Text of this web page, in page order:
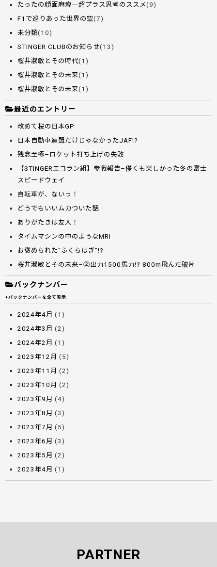
たったの顔面麻痺―超プラス思考のススメ(9)
F1で巡りあった世界の空(7)
未分類(10)
STINGER CLUBのお知らせ(13)
桜井淑敏とその時代(1)
桜井淑敏とその未来(1)
桜井淑敏とその未来(1)
最近のエントリー
改めて桜の日本GP
日本自動車連盟だけじゃなかったJAF!?
残念至極–ロケット打ち上げの失敗
【STINGERエコラン組】参戦報告–儚くも楽しかった冬の富士
スピードウェイ
自転車が、ないっ！
どうでもいいムカついた話
ありがたきは友人！
タイムマシンの中のようなMRI
お褒められた“ふくらはぎ”!?
桜井淑敏とその未来–②出力1500馬力!? 800m飛んだ破片
バックナンバー
+バックナンバーを全て表示
2024年4月 (1)
2024年3月 (2)
2024年2月 (1)
2023年12月 (5)
2023年11月 (2)
2023年10月 (2)
2023年9月 (4)
2023年8月 (3)
2023年7月 (5)
2023年6月 (3)
2023年5月 (2)
2023年4月 (1)
PARTNER